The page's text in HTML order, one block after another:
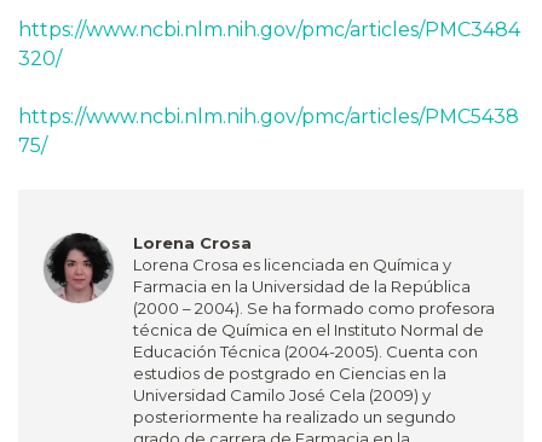
https://www.ncbi.nlm.nih.gov/pmc/articles/PMC3484
320/
https://www.ncbi.nlm.nih.gov/pmc/articles/PMC5438
75/
Lorena Crosa
Lorena Crosa es licenciada en Química y
Farmacia en la Universidad de la República
(2000 – 2004). Se ha formado como profesora
técnica de Química en el Instituto Normal de
Educación Técnica (2004-2005). Cuenta con
estudios de postgrado en Ciencias en la
Universidad Camilo José Cela (2009) y
posteriormente ha realizado un segundo